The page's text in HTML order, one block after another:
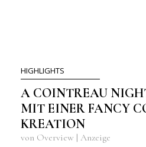
HIGHLIGHTS
A COINTREAU
MIT EINER FANCY
KREATION
von Overview | Anzeige